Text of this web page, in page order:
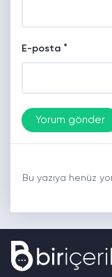
E-posta *
Bu yazıya henüz